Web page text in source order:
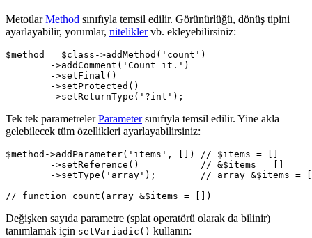
MetotlarMethod sınıfıyla temsil edilir. Görünürlüğü, dönüş tipini
ayarlayabilir, yorumlar, niteliklervb. ekleyebilirsiniz:
$method = $class->addMethod('count')
Tek tek parametrelerParametersınıfıyla temsil edilir. Yine akla
gelebilecek tüm özellikleri ayarlayabilirsiniz:
$method->addParameter('items', []) // $items = []
Değişken sayıda parametre (splat operatörü olarak da bilinir)
tanımlamak için setVariadic() kullanın: